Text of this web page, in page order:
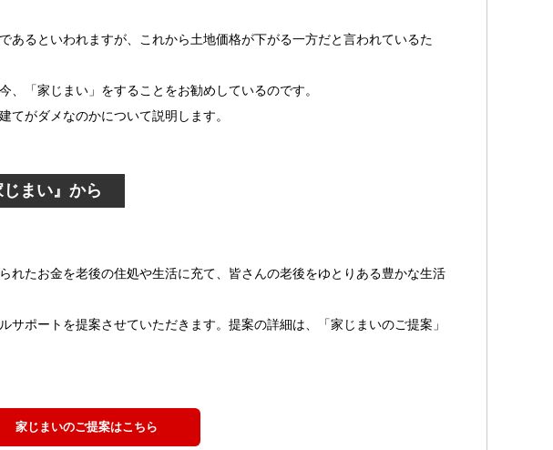
あるといわれますが、これから土地価格が下がる一方だと言われているた
「家じまい」をすることをお勧めしているのです。
てがダメなのかについて説明します。
まい』から
れたお金を老後の住処や生活に充て、皆さんの老後をゆとりある豊かな生活
サポートを提案させていただきます。提案の詳細は、「家じまいのご提案」
家じまいのご提案はこちら